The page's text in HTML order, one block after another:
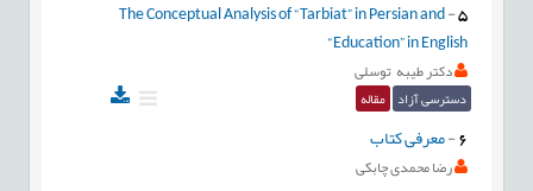
5
-
The Conceptual Analysis of “Tarbiat” in Persian and
“Education” in English
دکتر طیبه توسلی
دسترسی آزاد مقاله
6
-معرفی کتاب
رضا محمدی چابکی